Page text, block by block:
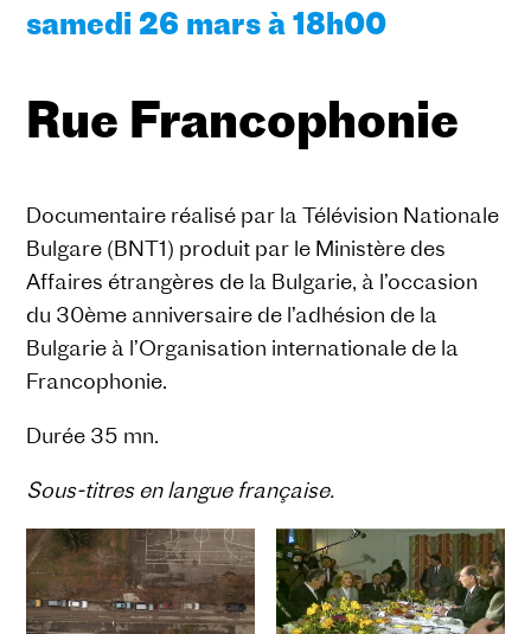
samedi 26 mars à 18h00
Rue Francophonie
Documentaire réalisé par la Télévision Nationale
Bulgare (BNT1) produit par le Ministère des
Affaires étrangères de la Bulgarie, à l’occasion
du 30ème anniversaire de l’adhésion de la
Bulgarie à l’Organisation internationale de la
Francophonie.
Durée 35 mn.
Sous-titres en langue française.